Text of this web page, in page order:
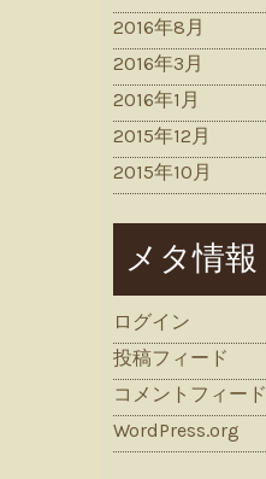
2016年8月
2016年3月
2016年1月
2015年12月
2015年10月
メタ情報
ログイン
投稿フィード
コメントフィード
WordPress.org